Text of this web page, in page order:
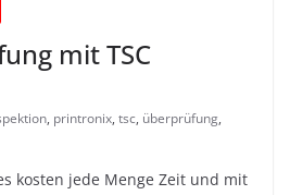
mit TSC
, printronix, tsc, überprüfung,
kosten jede Menge Zeit und mit